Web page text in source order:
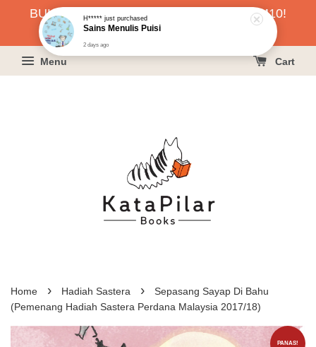
BUKU HARGA RAHMAH SERENDAH RM10!
KLIK SINI UNTUK PESAN!
Menu Cart
Home › Hadiah Sastera ›
Sepasang Sayap Di Bahu
(Pemenang Hadiah Sastera Perdana Malaysia 2017/18)
PANAS!
H*****just purchased
Sains Menulis Puisi
2 days ago